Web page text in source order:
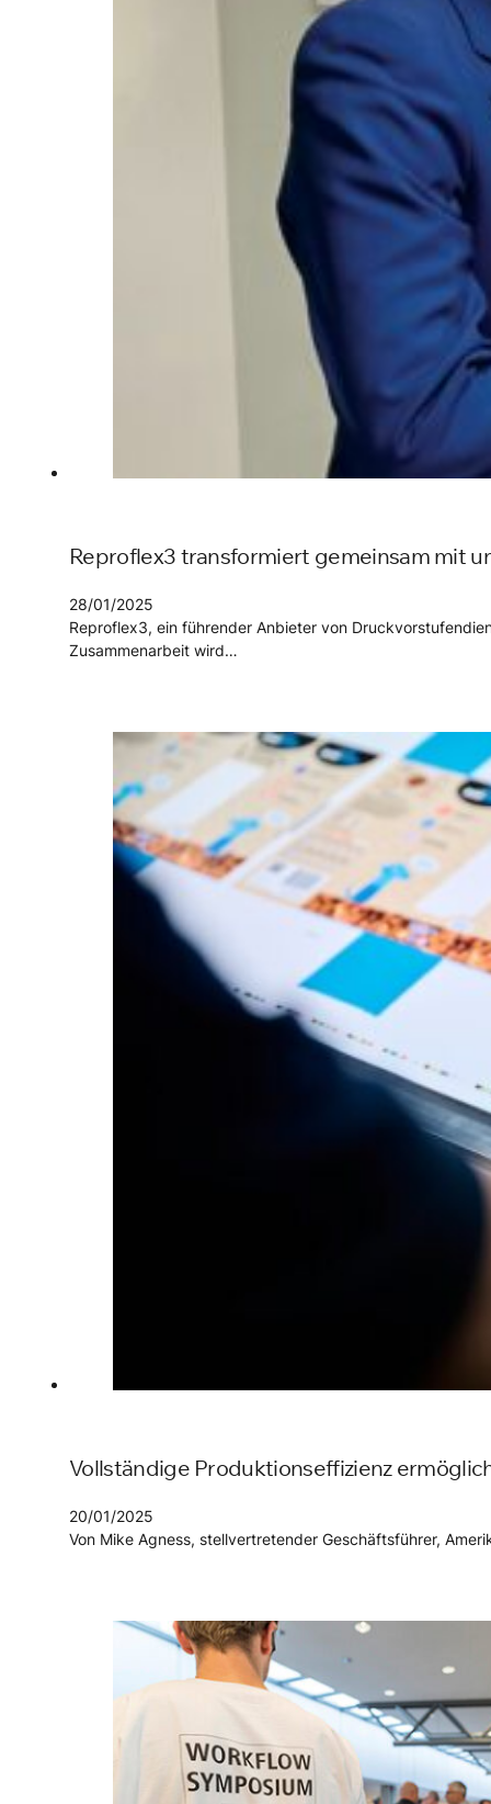
Reproflex3 transformiert gemeinsam mit
28/01/2025
Reproflex3, ein führender Anbieter von
Zusammenarbeit wird…
Vollständige Produktionseffizienz
20/01/2025
Von Mike Agness, stellvertretender Geschäftsführer,